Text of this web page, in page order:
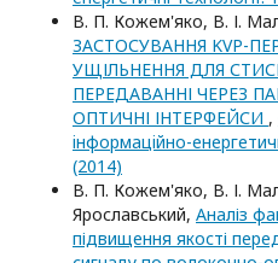
В. П. Кожем'яко, В. І.
ЗАСТОСУВАННЯ KVP-
УЩІЛЬНЕННЯ ДЛЯ
ПЕРЕДАВАННІ ЧЕРЕЗ
ОПТИЧНІ ІНТЕРФЕЙСИ ,
iнформацiйно-
(2014)
В. П. Кожем'яко, В. І.
Ярославський, Аналіз
підвищення якості